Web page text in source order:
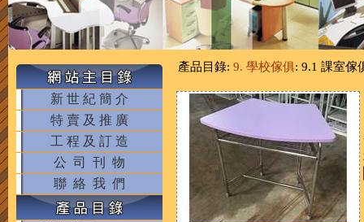
新 世 紀 簡 介
特 賣 及 推 廣
工 程 及 訂 造
公 司 刊 物
聯 絡 我 們
產品目錄: 9. 學校傢俱: 9.1 課室傢